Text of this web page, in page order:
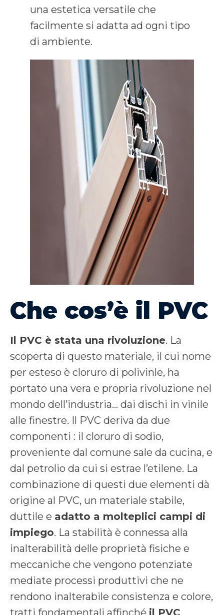
una estetica versatile che
facilmente si adatta ad ogni tipo
di ambiente.
Che cos’è il PVC
Il PVC è stata una rivoluzione. La
scoperta di questo materiale, il cui nome
per esteso è cloruro di polivinle, ha
portato una vera e propria rivoluzione nel
mondo dell’industria… dai dischi in vinile
alle finestre. Il PVC deriva da due
componenti : il cloruro di sodio,
proveniente dal comune sale da cucina, e
dal petrolio da cui si estrae l’etilene. La
combinazione di questi due elementi dà
origine al PVC, un materiale stabile,
duttile e adatto a molteplici campi di
impiego. La stabilità è connessa alla
inalterabilità delle proprietà fisiche e
meccaniche che vengono potenziate
mediate processi produttivi che ne
rendono inalterabile consistenza e colore,
tratti fondamentali affinché il PVC